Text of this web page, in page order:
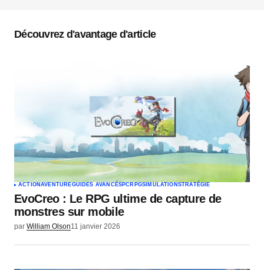
Votre nom
Votre e-mail*
Envoyer un commentaire
Découvrez d'avantage d'article
ACTIONAVENTUREGUIDES AVANCÉS PC RPGSIMULATION STRATÉGIE
EvoCreo : Le RPG ultime de capture de
monstres sur mobile
par William Olson11 janvier 2026